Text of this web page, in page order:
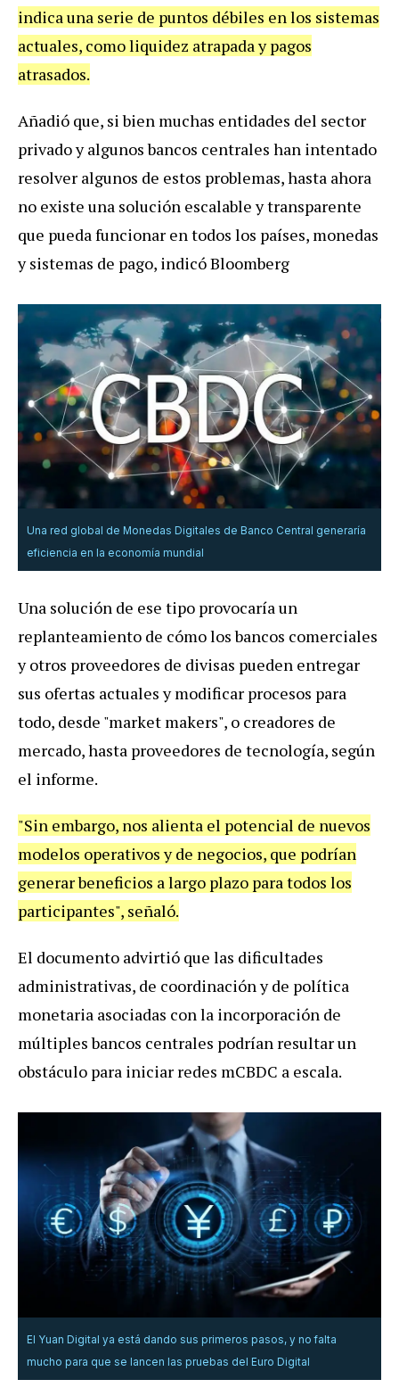
indica una serie de puntos débiles en los sistemas
actuales, como liquidez atrapada y pagos
atrasados.
Añadió que, si bien muchas entidades del sector
privado y algunos bancos centrales han intentado
resolver algunos de estos problemas, hasta ahora
no existe una solución escalable y transparente
que pueda funcionar en todos los países, monedas
y sistemas de pago, indicó Bloomberg
Una red global de Monedas Digitales de Banco Central generaría
eficiencia en la economía mundial
Una solución de ese tipo provocaría un
replanteamiento de cómo los bancos comerciales
y otros proveedores de divisas pueden entregar
sus ofertas actuales y modificar procesos para
todo, desde "market makers", o creadores de
mercado, hasta proveedores de tecnología, según
el informe.
"Sin embargo, nos alienta el potencial de nuevos
modelos operativos y de negocios, que podrían
generar beneficios a largo plazo para todos los
participantes", señaló.
El documento advirtió que las dificultades
administrativas, de coordinación y de política
monetaria asociadas con la incorporación de
múltiples bancos centrales podrían resultar un
obstáculo para iniciar redes mCBDC a escala.
El Yuan Digital ya está dando sus primeros pasos, y no falta
mucho para que se lancen las pruebas del Euro Digital